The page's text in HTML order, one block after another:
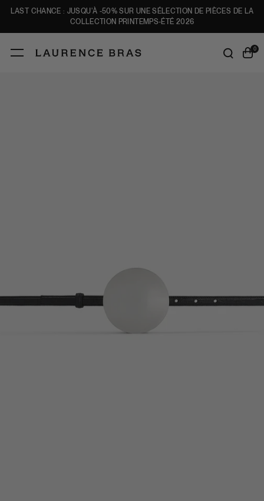
LAST CHANCE : JUSQU'À -50% SUR UNE SÉLECTION DE PIÈCES DE LA
COLLECTION PRINTEMPS-ÉTÉ 2026
0